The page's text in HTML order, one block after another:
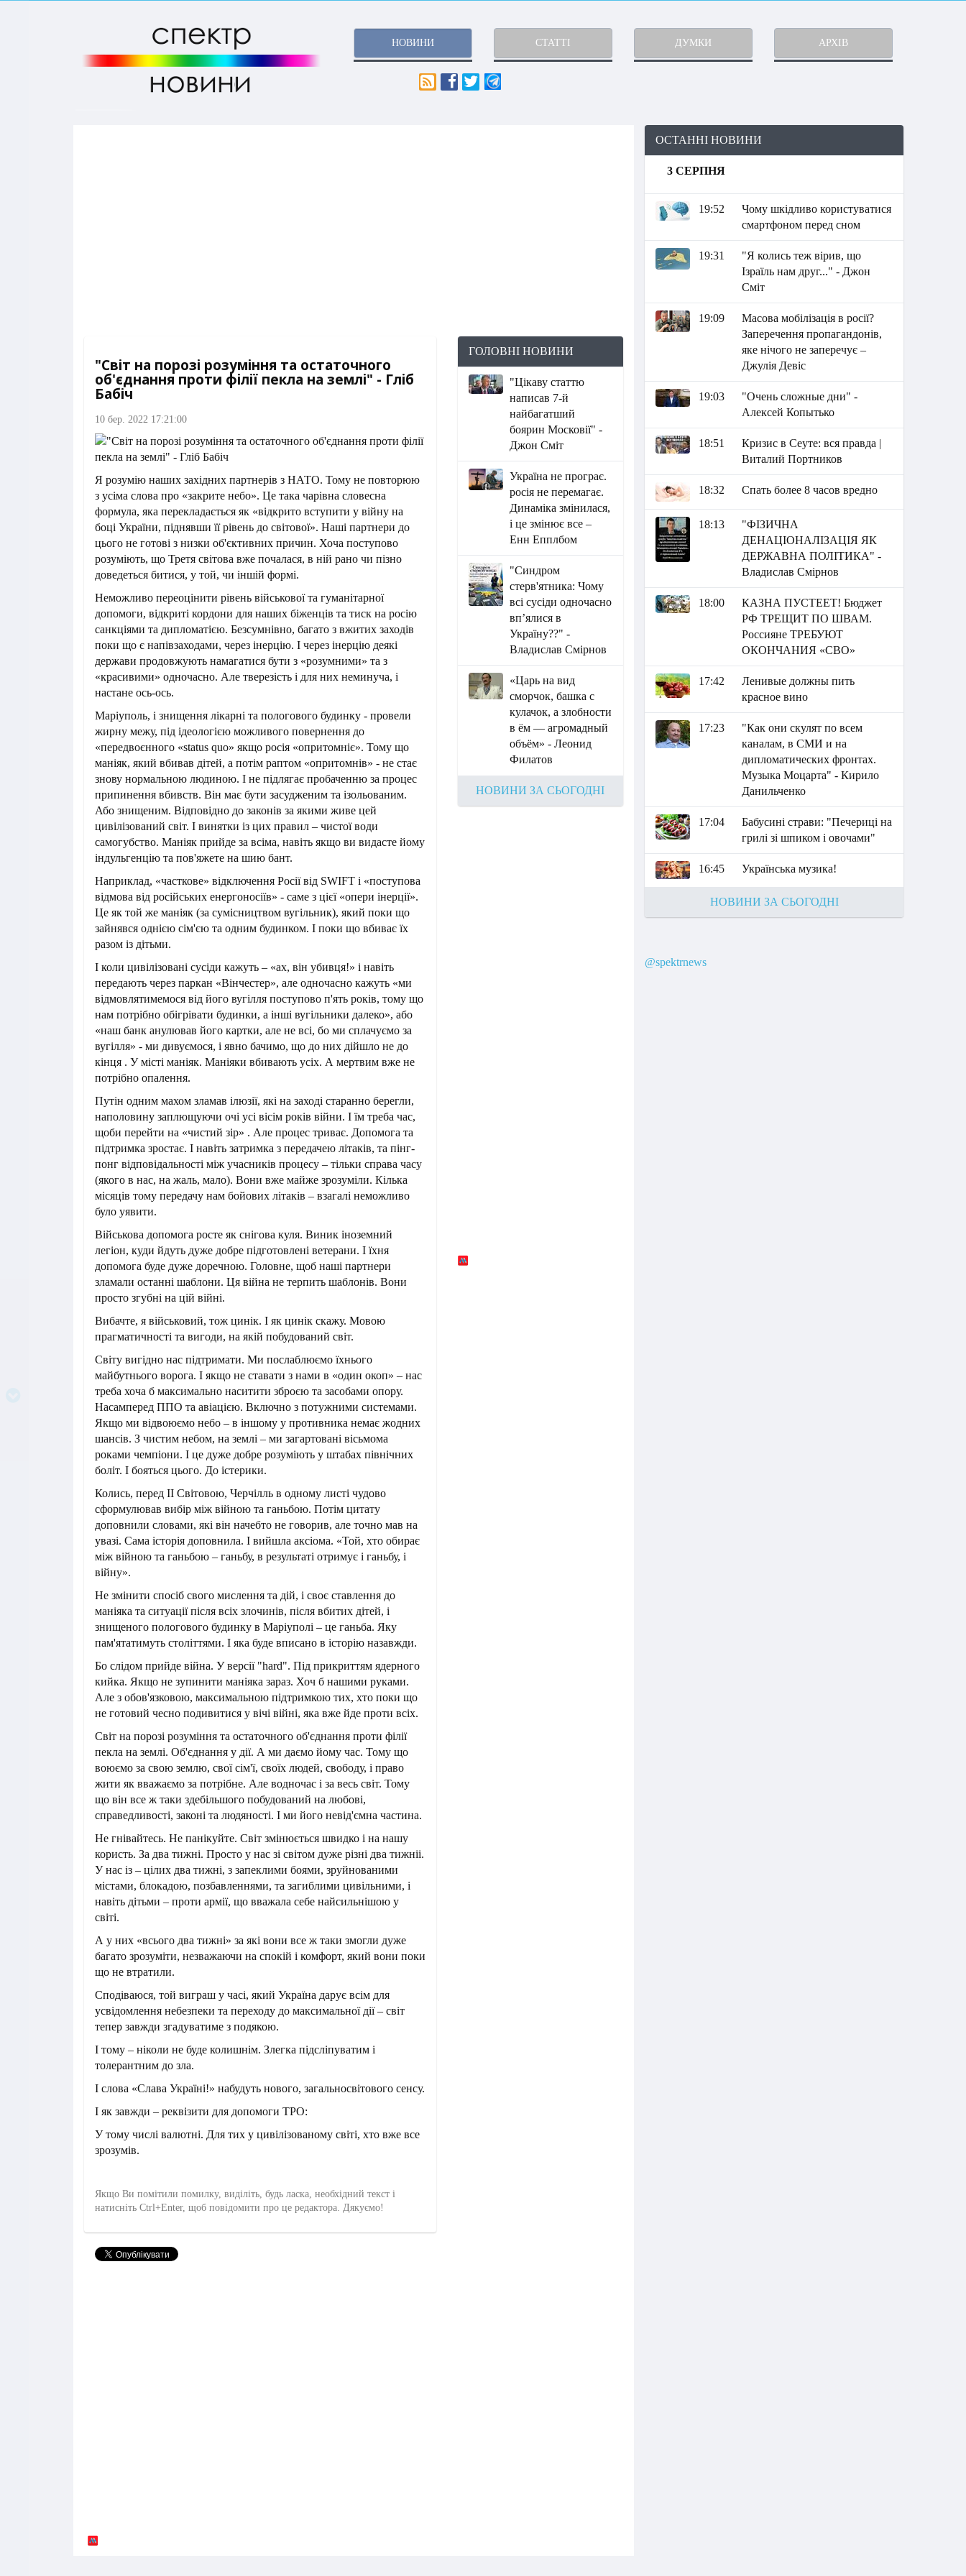
НОВИНИ СТАТТІ ДУМКИ АРХІВ
"Світ на порозі розуміння та остаточного
об'єднання проти філії пекла на землі" - Гліб
Бабіч
10 бер. 2022 17:21:00
Я розумію наших західних партнерів з НАТО. Тому не повторюю
з усіма слова про «закрите небо». Це така чарівна словесна
формула, яка перекладається як «відкрито вступити у війну на
боці України, піднявши її рівень до світової». Наші партнери до
цього не готові з низки об'єктивних причин. Хоча поступово
розуміють, що Третя світова вже почалася, в ній рано чи пізно
доведеться битися, у той, чи іншій формі.
Неможливо переоцінити рівень військової та гуманітарної
допомоги, відкриті кордони для наших біженців та тиск на росію
санкціями та дипломатією. Безсумнівно, багато з вжитих заходів
поки що є напівзаходами, через інерцію. І через інерцію деякі
держави продовжують намагатися бути з «розумними» та з
«красивими» одночасно. Але тверезість і для них неминуча, і
настане ось-ось.
Маріуполь, і знищення лікарні та пологового будинку - провели
жирну межу, під ідеологією можливого повернення до
«передвоєнного «status quo» якщо росія «опритомніє». Тому що
маніяк, який вбивав дітей, а потім раптом «опритомнів» - не стає
знову нормальною людиною. І не підлягає пробаченню за процес
припинення вбивств. Він має бути засудженим та ізольованим.
Або знищеним. Відповідно до законів за якими живе цей
цивілізований світ. І винятки із цих правил – чистої води
самогубство. Маніяк прийде за всіма, навіть якщо ви видасте йому
індульгенцію та пов'яжете на шию бант.
Наприклад, «часткове» відключення Росії від SWIFT і «поступова
відмова від російських енергоносіїв» - саме з цієї «опери інерції».
Це як той же маніяк (за сумісництвом вугільник), який поки що
зайнявся однією сім'єю та одним будинком. І поки що вбиває їх
разом із дітьми.
І коли цивілізовані сусіди кажуть – «ах, він убивця!» і навіть
передають через паркан «Вінчестер», але одночасно кажуть «ми
відмовлятимемося від його вугілля поступово п'ять років, тому що
нам потрібно обігрівати будинки, а інші вугільники далеко», або
«наш банк анулював його картки, але не всі, бо ми сплачуємо за
вугілля» - ми дивуємося, і явно бачимо, що до них дійшло не до
кінця . У місті маніяк. Маніяки вбивають усіх. А мертвим вже не
потрібно опалення.
Путін одним махом зламав ілюзії, які на заході старанно берегли,
наполовину заплющуючи очі усі вісім років війни. І їм треба час,
щоби перейти на «чистий зір» . Але процес триває. Допомога та
підтримка зростає. І навіть затримка з передачею літаків, та пінг-
понг відповідальності між учасників процесу – тільки справа часу
(якого в нас, на жаль, мало). Вони вже майже зрозуміли. Кілька
місяців тому передачу нам бойових літаків – взагалі неможливо
було уявити.
Військова допомога росте як снігова куля. Виник іноземний
легіон, куди йдуть дуже добре підготовлені ветерани. І їхня
допомога буде дуже доречною. Головне, щоб наші партнери
зламали останні шаблони. Ця війна не терпить шаблонів. Вони
просто згубні на цій війні.
Вибачте, я військовий, тож цинік. І як цинік скажу. Мовою
прагматичності та вигоди, на якій побудований світ.
Світу вигідно нас підтримати. Ми послаблюємо їхнього
майбутнього ворога. І якщо не ставати з нами в «один окоп» – нас
треба хоча б максимально наситити зброєю та засобами опору.
Насамперед ППО та авіацією. Включно з потужними системами.
Якщо ми відвоюємо небо – в іншому у противника немає жодних
шансів. З чистим небом, на землі – ми загартовані вісьмома
роками чемпіони. І це дуже добре розуміють у штабах північних
боліт. І бояться цього. До істерики.
Колись, перед ІІ Світовою, Черчілль в одному листі чудово
сформулював вибір між війною та ганьбою. Потім цитату
доповнили словами, які він начебто не говорив, але точно мав на
увазі. Сама історія доповнила. І вийшла аксіома. «Той, хто обирає
між війною та ганьбою – ганьбу, в результаті отримує і ганьбу, і
війну».
Не змінити спосіб свого мислення та дій, і своє ставлення до
маніяка та ситуації після всіх злочинів, після вбитих дітей, і
знищеного пологового будинку в Маріуполі – це ганьба. Яку
пам'ятатимуть століттями. І яка буде вписано в історію назавжди.
Бо слідом прийде війна. У версії "hard". Під прикриттям ядерного
кийка. Якщо не зупинити маніяка зараз. Хоч б нашими руками.
Але з обов'язковою, максимальною підтримкою тих, хто поки що
не готовий чесно подивитися у вічі війні, яка вже йде проти всіх.
Світ на порозі розуміння та остаточного об'єднання проти філії
пекла на землі. Об'єднання у дії. А ми даємо йому час. Тому що
воюємо за свою землю, свої сім'ї, своїх людей, свободу, і право
жити як вважаємо за потрібне. Але водночас і за весь світ. Тому
що він все ж таки здебільшого побудований на любові,
справедливості, законі та людяності. І ми його невід'ємна частина.
Не гнівайтесь. Не панікуйте. Світ змінюється швидко і на нашу
користь. За два тижні. Просто у нас зі світом дуже різні два тижніі.
У нас із – цілих два тижні, з запеклими боями, зруйнованими
містами, блокадою, позбавленнями, та загиблими цивільними, і
навіть дітьми – проти армії, що вважала себе найсильнішою у
світі.
А у них «всього два тижні» за які вони все ж таки змогли дуже
багато зрозуміти, незважаючи на спокій і комфорт, який вони поки
що не втратили.
Сподіваюся, той виграш у часі, який Україна дарує всім для
усвідомлення небезпеки та переходу до максимальної дії – світ
тепер завжди згадуватиме з подякою.
І тому – ніколи не буде колишнім. Злегка підсліпуватим і
толерантним до зла.
І слова «Слава Україні!» набудуть нового, загальносвітового сенсу.
І як завжди – реквізити для допомоги ТРО:
У тому числі валютні. Для тих у цивілізованому світі, хто вже все
зрозумів.
Якщо Ви помітили помилку, виділіть, будь ласка, необхідний текст і
натисніть Ctrl+Enter, щоб повідомити про це редактора. Дякуємо!
ГОЛОВНІ НОВИНИ
"Цікаву статтю
написав 7-й
найбагатший
боярин Московії" -
Джон Сміт
Україна не програє.
росія не перемагає.
Динаміка змінилася,
і це змінює все –
Енн Епплбом
"Синдром
стерв'ятника: Чому
всі сусіди одночасно
вп’ялися в
Україну??" -
Владислав Смірнов
«Царь на вид
сморчок, башка с
кулачок, а злобности
в ём — агромадный
объём» - Леонид
Филатов
НОВИНИ ЗА СЬОГОДНІ
ОСТАННІ НОВИНИ
3 СЕРПНЯ
19:52
Чому шкідливо користуватися
смартфоном перед сном
19:31
"Я колись теж вірив, що
Ізраїль нам друг..." - Джон
Сміт
19:09
Масова мобілізація в росії?
Заперечення пропагандонів,
яке нічого не заперечує –
Джулія Девіс
19:03
"Очень сложные дни" -
Алексей Копытько
18:51
Кризис в Сеуте: вся правда |
Виталий Портников
18:32 Спать более 8 часов вредно
18:13
"ФІЗИЧНА
ДЕНАЦІОНАЛІЗАЦІЯ ЯК
ДЕРЖАВНА ПОЛІТИКА" -
Владислав Смірнов
18:00
КАЗНА ПУСТЕЕТ! Бюджет
РФ ТРЕЩИТ ПО ШВАМ.
Россияне ТРЕБУЮТ
ОКОНЧАНИЯ «СВО»
17:42
Ленивые должны пить
красное вино
17:23
"Как они скулят по всем
каналам, в СМИ и на
дипломатических фронтах.
Музыка Моцарта" - Кирило
Данильченко
17:04
Бабусині страви: "Печериці на
грилі зі шпиком і овочами"
16:45 Українська музика!
НОВИНИ ЗА СЬОГОДНІ
@spektrnews